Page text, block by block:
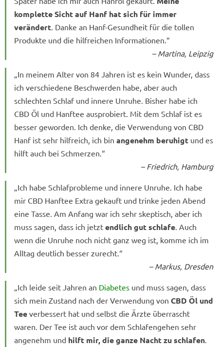
komplette Sicht auf Hanf hat sich für immer
verändert . Danke an Hanf-Gesundheit für die tollen
Produkte und die hilfreichen Informationen.“
– Martina, Leipzig
„In meinem Alter von 84 Jahren ist es kein Wunder, dass
ich verschiedene Beschwerden habe, aber auch
schlechten Schlaf und innere Unruhe. Bisher habe ich
CBD Öl und Hanftee ausprobiert. Mit dem Schlaf ist es
besser geworden. Ich denke, die Verwendung von CBD
Hanf ist sehr hilfreich, ich bin angenehm beruhigt und es
hilft auch bei Schmerzen.“
– Friedrich, Hamburg
„Ich habe Schlafprobleme und innere Unruhe. Ich habe
mir CBD Hanftee Extra gekauft und trinke jeden Abend
eine Tasse. Am Anfang war ich sehr skeptisch, aber ich
muss sagen, dass ich jetzt endlich gut schlafe . Auch
wenn die Unruhe noch nicht ganz weg ist, komme ich im
Alltag deutlich besser zurecht.“
– Markus, Dresden
„Ich leide seit Jahren an Diabetes und muss sagen, dass
sich mein Zustand nach der Verwendung von CBD Öl und
Tee verbessert hat und selbst die Ärzte überrascht
waren. Der Tee ist auch vor dem Schlafengehen sehr
angenehm und hilft mir, die ganze Nacht zu schlafen